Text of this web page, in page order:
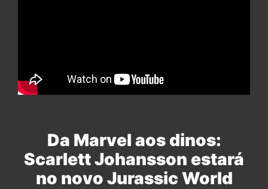
Da Marvel aos dinos:
Scarlett Johansson estará
no novo Jurassic World